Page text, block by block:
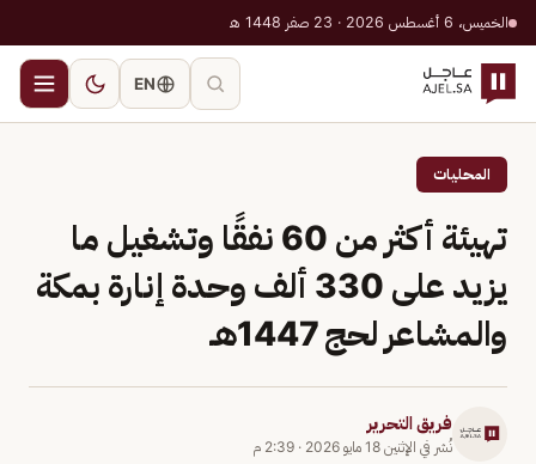
الخميس، 6 أغسطس 2026 · 23 صفر 1448 هـ
EN
المحليات
تهيئة أكثر من 60 نفقًا وتشغيل ما
يزيد على 330 ألف وحدة إنارة بمكة
والمشاعر لحج 1447هـ
فريق التحرير
نُشر في الإثنين 18 مايو 2026 · 2:39 م